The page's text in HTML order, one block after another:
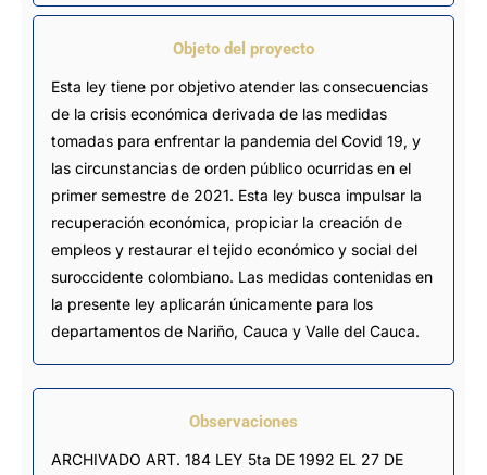
Objeto del proyecto
Esta ley tiene por objetivo atender las consecuencias
de la crisis económica derivada de las medidas
tomadas para enfrentar la pandemia del Covid 19, y
las circunstancias de orden público ocurridas en el
primer semestre de 2021. Esta ley busca impulsar la
recuperación económica, propiciar la creación de
empleos y restaurar el tejido económico y social del
suroccidente colombiano. Las medidas contenidas en
la presente ley aplicarán únicamente para los
departamentos de Nariño, Cauca y Valle del Cauca.
Observaciones
ARCHIVADO ART. 184 LEY 5ta DE 1992 EL 27 DE